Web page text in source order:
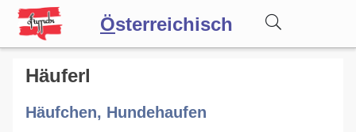
Österreichisch
Wörterbuch
Forum
Häuferl
Häufchen, Hundehaufen